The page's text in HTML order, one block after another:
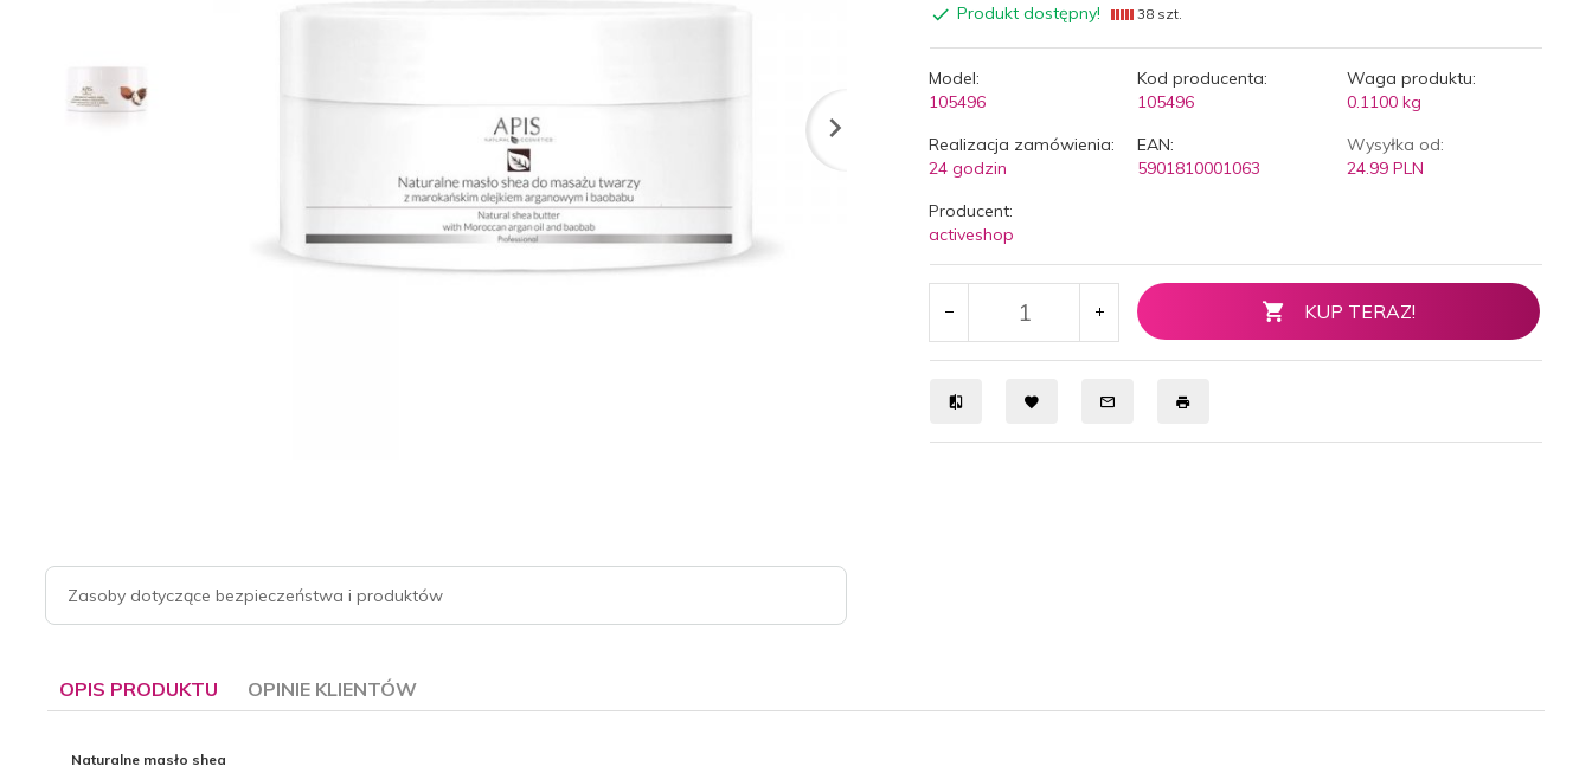
Zasoby dotyczące bezpieczeństwa i produktów
Produkt dostępny! 38 szt.
Model:
105496
Kod producenta:
105496
Waga produktu:
0.1100 kg
Realizacja zamówienia:
24 godzin
EAN:
5901810001063
Wysyłka od:
24.99 PLN
Producent:
activeshop
KUP TERAZ!
OPIS PRODUKTU OPINIE KLIENTÓW
Naturalne masło shea